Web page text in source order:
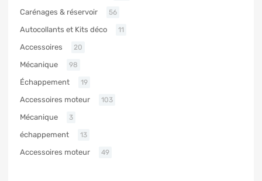
Carénages & réservoir 56
Autocollants et Kits déco 11
Accessoires 20
Mécanique 98
Échappement 19
Accessoires moteur 103
Mécanique 3
échappement 13
Accessoires moteur 49